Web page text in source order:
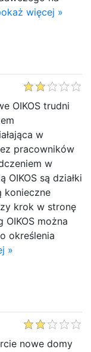
więcej »
OIKOS trudni
w
pracowników
w
OIKOS są działki
konieczne
krok w stronę
OIKOS można
określenia
»
nowe domy